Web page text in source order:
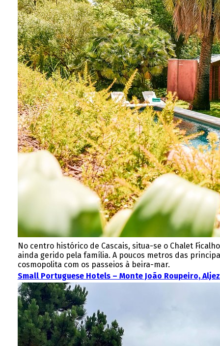
No centro histórico de Cascais, situa-se o Chalet
ainda gerido pela família. A poucos metros das
cosmopolita com os passeios à beira-mar.
Small Portuguese Hotels – Monte João Roupeiro,